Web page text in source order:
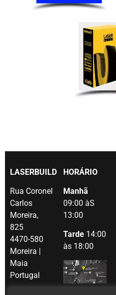
LASERBUILD
Rua Coronel
Carlos
Moreira,
825
4470-580
Moreira |
Maia
Portugal
HORÁRIO
Manhã
09:00 àS
13:00
Tarde 14:00
às 18:00